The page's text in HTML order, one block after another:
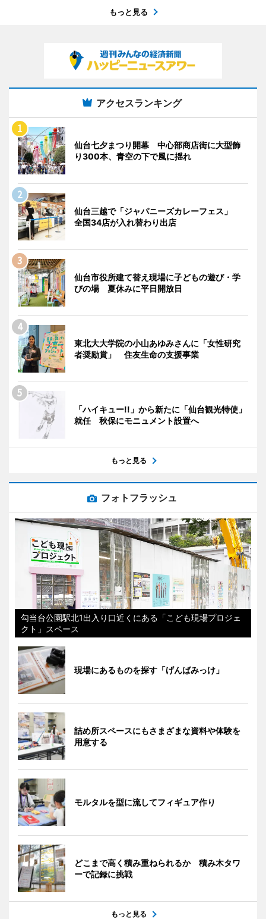
もっと見る
アクセスランキング
仙台七夕まつり開幕 中心部商店街に大型飾
り300本、青空の下で風に揺れ
仙台三越で「ジャパニーズカレーフェス」
全国34店が入れ替わり出店
仙台市役所建て替え現場に子どもの遊び・学
びの場 夏休みに平日開放日
東北大大学院の小山あゆみさんに「女性研究
者奨励賞」 住友生命の支援事業
「ハイキュー!!」から新たに「仙台観光特使」
就任 秋保にモニュメント設置へ
もっと見る
フォトフラッシュ
勾当台公園駅北1出入り口近くにある「こども現場プロジェ
クト」スペース
現場にあるものを探す「げんばみっけ」
詰め所スペースにもさまざまな資料や体験を
用意する
モルタルを型に流してフィギュア作り
どこまで高く積み重ねられるか 積み木タワ
ーで記録に挑戦
もっと見る